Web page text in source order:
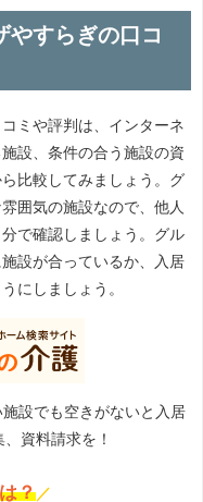
やすらぎの口コ
ミや評判は、インターネ
設、条件の合う施設の資
比較してみましょう。グ
囲気の施設なので、他人
で確認しましょう。グル
設が合っているか、入居
にしましょう。
設でも空きがないと入居
資料請求を！
？ ／